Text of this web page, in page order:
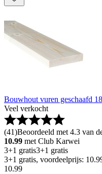
Bouwhout vuren geschaafd
Veel verkocht
(41)Beoordeeld met 4.3 van
10.99 met Club Karwei
3+1 gratis3+1 gratis
3+1 gratis, voordeelprijs:
10.99